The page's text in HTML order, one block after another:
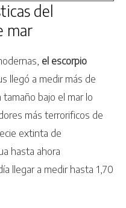
del
mar
el escorpio
llegó a medir más de
bajo el mar lo
más terrorificos de
extinta de
hasta ahora
llegar a medir hasta 1,70